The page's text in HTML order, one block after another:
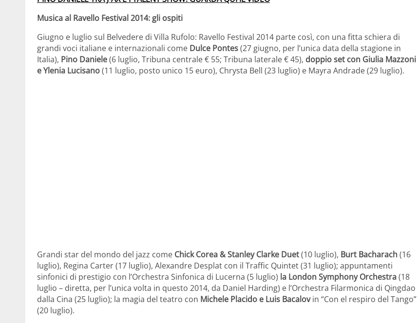
Musica al Ravello Festival 2014: gli ospiti
Giugno e luglio sul Belvedere di Villa Rufolo: Ravello Festival 2014 parte così, con una fitta schiera di
grandi voci italiane e internazionali come Dulce Pontes(27 giugno, per l’unica data della stagione in
Italia), Pino Daniele(6 luglio, Tribuna centrale € 55; Tribuna laterale € 45), doppio set con Giulia Mazzoni
e Ylenia Lucisano(11 luglio, posto unico 15 euro), Chrysta Bell (23 luglio) e Mayra Andrade (29 luglio).
Grandi star del mondo del jazz come Chick Corea & Stanley Clarke Duet(10 luglio), Burt Bacharach(16
luglio), Regina Carter (17 luglio), Alexandre Desplat con il Traffic Quintet (31 luglio); appuntamenti
sinfonici di prestigio con l’Orchestra Sinfonica di Lucerna (5 luglio) la London Symphony Orchestra(18
luglio – diretta, per l’unica volta in questo 2014, da Daniel Harding) e l’Orchestra Filarmonica di Qingdao
dalla Cina (25 luglio); la magia del teatro con Michele Placido e Luis Bacalovin “Con el respiro del Tango”
(20 luglio).